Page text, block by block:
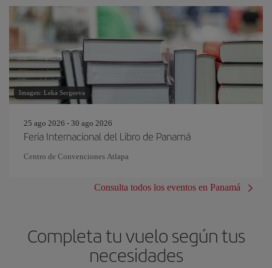
Imagen: Leka Sergeeva
25 ago 2026 - 30 ago 2026
Feria Internacional del Libro de Panamá
Centro de Convenciones Atlapa
Consulta todos los eventos en Panamá
Completa tu vuelo según tus
necesidades